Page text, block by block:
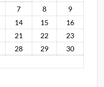
7 8
9
14 15
16
21 22
23
28 29
30